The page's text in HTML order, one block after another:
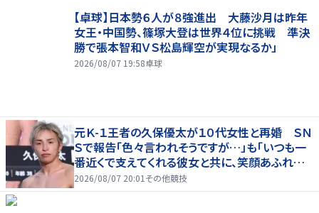
【卓球】日本勢６人が８強進出 大藤沙月は昨年
女王・中国勢、篠塚大登は世界４位に挑戦 準決
勝で張本智和ＶＳ松島輝空が実現なるか」
2026/08/07 19:58卓球
元Ｋ-１王者の久保優太が１０代女性と再婚 ＳＮ
Ｓで報告「色々言われそうですが…」も「いつも一
番近くで支えてくれる彼女と共に、笑顔あふれる
家庭を築いていきたい」
2026/08/07 20:01 その他競技